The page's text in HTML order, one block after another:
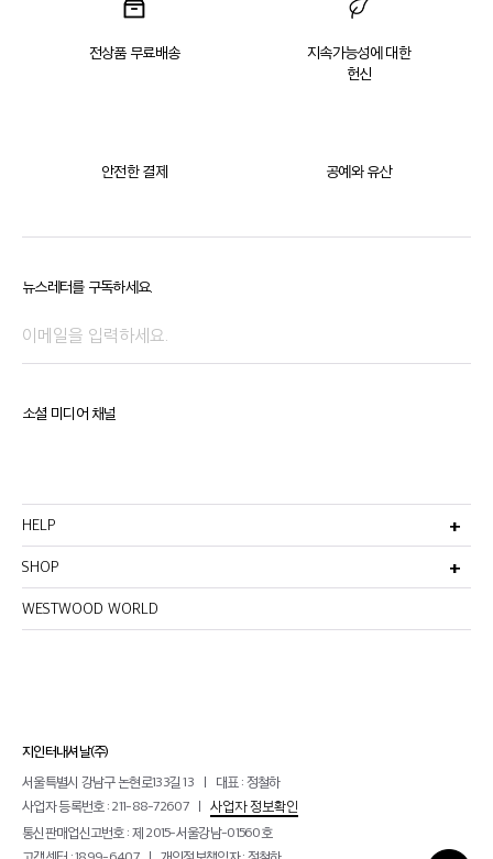
전상품 무료배송
지속가능성에 대한
헌신
안전한 결제 공예와 유산
뉴스레터를 구독하세요.
소셜 미디어 채널
HELP
고객서비스
비회원주문조회
선물포장서비스
반품 및 환불정책
매장찾기
SHOP
멤버십안내
이용약관
이메일무단수집거부
WESTWOOD WORLD
지인터내셔날(주)
서울특별시 강남구 논현로133길 13
대표 : 정철하
사업자 등록번호 : 211-88-72607
사업자 정보확인
통신판매업신고번호 : 제 2015-서울강남-01560호